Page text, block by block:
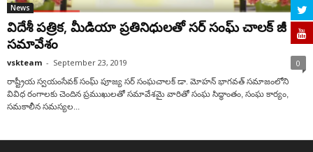
News
విదేశీ పత్రిక, మీడియా ప్రతినిధులతో సర్ సంఘ్ చాలక్ జీ
సమావేశం
vskteam - September 23, 2019 0
రాష్ట్రీయ స్వయంసేవక్ సంఘ్ పూజ్య సర్ సంఘచాలక్ డా. మోహన్ భాగవత్ సమాజంలోని
వివిధ రంగాలకు చెందిన ప్రముఖులతో సమావేశమై వారితో సంఘ సిద్ధాంతం, సంఘ కార్యం,
సమకాలీన సమస్యల...